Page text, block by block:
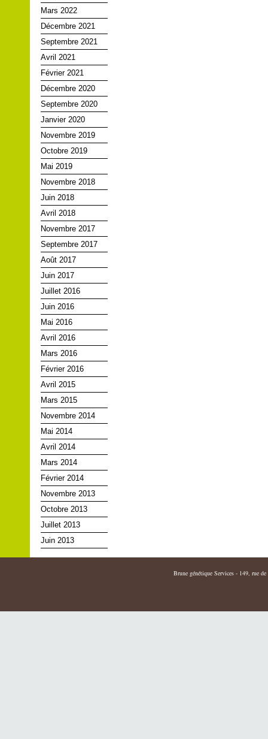
Mars 2022
Décembre 2021
Septembre 2021
Avril 2021
Février 2021
Décembre 2020
Septembre 2020
Janvier 2020
Novembre 2019
Octobre 2019
Mai 2019
Novembre 2018
Juin 2018
Avril 2018
Novembre 2017
Septembre 2017
Août 2017
Juin 2017
Juillet 2016
Juin 2016
Mai 2016
Avril 2016
Mars 2016
Février 2016
Avril 2015
Mars 2015
Novembre 2014
Mai 2014
Avril 2014
Mars 2014
Février 2014
Novembre 2013
Octobre 2013
Juillet 2013
Juin 2013
Brune génétique Services - 149, rue